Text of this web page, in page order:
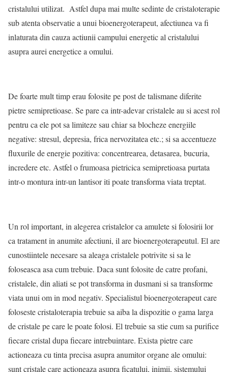
cristalului utilizat. Astfel dupa mai multe sedinte de cristaloterapie
sub atenta observatie a unui bioenergoterapeut, afectiunea va fi
inlaturata din cauza actiunii campului energetic al cristalului
asupra aurei energetice a omului.
De foarte mult timp erau folosite pe post de talismane diferite
pietre semipretioase. Se pare ca intr-adevar cristalele au si acest rol
pentru ca ele pot sa limiteze sau chiar sa blocheze energiile
negative: stresul, depresia, frica nervozitatea etc.; si sa accentueze
fluxurile de energie pozitiva: concentrearea, detasarea, bucuria,
incredere etc. Astfel o frumoasa pietricica semipretioasa purtata
intr-o montura intr-un lantisor iti poate transforma viata treptat.
Un rol important, in alegerea cristalelor ca amulete si folosirii lor
ca tratament in anumite afectiuni, il are bioenergoterapeutul. El are
cunostiintele necesare sa aleaga cristalele potrivite si sa le
foloseasca asa cum trebuie. Daca sunt folosite de catre profani,
cristalele, din aliati se pot transforma in dusmani si sa transforme
viata unui om in mod negativ. Specialistul bioenergoterapeut care
foloseste cristaloterapia trebuie sa aiba la dispozitie o gama larga
de cristale pe care le poate folosi. El trebuie sa stie cum sa purifice
fiecare cristal dupa fiecare intrebuintare. Exista pietre care
actioneaza cu tinta precisa asupra anumitor organe ale omului:
sunt cristale care actioneaza asupra ficatului, inimii, sistemului